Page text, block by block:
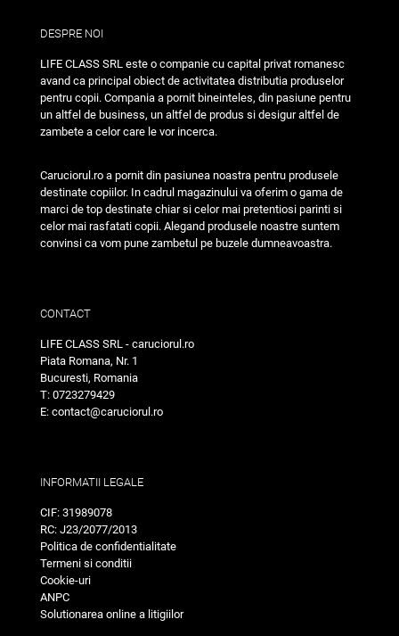
DESPRE NOI
LIFE CLASS SRL este o companie cu capital privat romanesc
avand ca principal obiect de activitatea distributia produselor
pentru copii. Compania a pornit bineinteles, din pasiune pentru
un altfel de business, un altfel de produs si desigur altfel de
zambete a celor care le vor incerca.
Caruciorul.ro a pornit din pasiunea noastra pentru produsele
destinate copiilor. In cadrul magazinului va oferim o gama de
marci de top destinate chiar si celor mai pretentiosi parinti si
celor mai rasfatati copii. Alegand produsele noastre suntem
convinsi ca vom pune zambetul pe buzele dumneavoastra.
CONTACT
LIFE CLASS SRL - caruciorul.ro
Piata Romana, Nr. 1
Bucuresti, Romania
T: 0723279429
E: contact@caruciorul.ro
INFORMATII LEGALE
CIF: 31989078
RC: J23/2077/2013
Politica de confidentialitate
Termeni si conditii
Cookie-uri
ANPC
Solutionarea online a litigiilor